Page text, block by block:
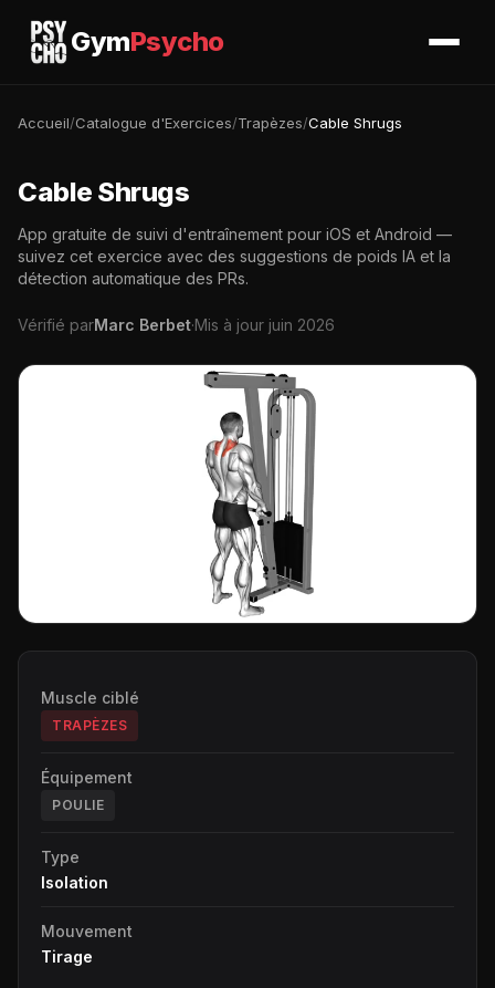
GymPsycho
Accueil/Catalogue d'Exercices/Trapèzes/Cable Shrugs
Cable Shrugs
App gratuite de suivi d'entraînement pour iOS et Android —
suivez cet exercice avec des suggestions de poids IA et la
détection automatique des PRs.
Vérifié parMarc Berbet·Mis à jour juin 2026
Muscle ciblé
TRAPÈZES
Équipement
POULIE
Type
Isolation
Mouvement
Tirage